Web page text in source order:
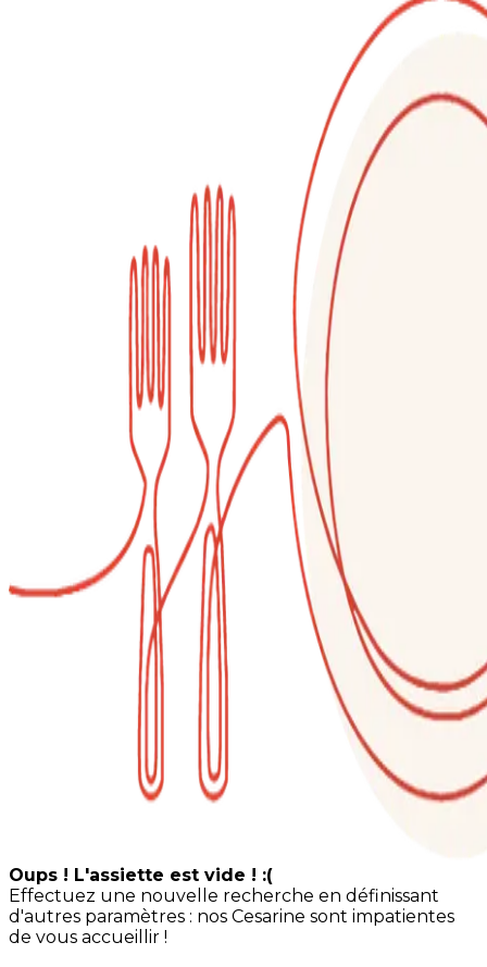
Oups ! L'assiette est vide ! :(
Effectuez une nouvelle recherche en définissant
d'autres paramètres : nos Cesarine sont impatientes
de vous accueillir !